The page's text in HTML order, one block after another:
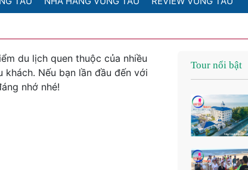
du lịch quen thuộc của nhiều
Nếu bạn lần đầu đến với
nhớ nhé!
Tour nổi bật